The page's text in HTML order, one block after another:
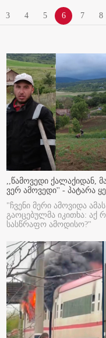
3 4 5 6 7 8
,,წამოვედი ქალაქიდან,
ვერ ამოვედი'' - პატარა
"ჩვენი მერი ამოვიდა
გაოცებულმა იკითხა:
სასწრაფო ამოდისო?"